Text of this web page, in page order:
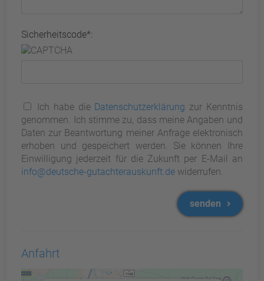
Sicherheitscode*:
Ich habe die Datenschutzerklärung zur Kenntnis
genommen. Ich stimme zu, dass meine Angaben und
Daten zur Beantwortung meiner Anfrage elektronisch
erhoben und gespeichert werden. Sie können Ihre
Einwilligung jederzeit für die Zukunft per E-Mail an
info@deutsche-gutachterauskunft.de widerrufen.
senden
Anfahrt